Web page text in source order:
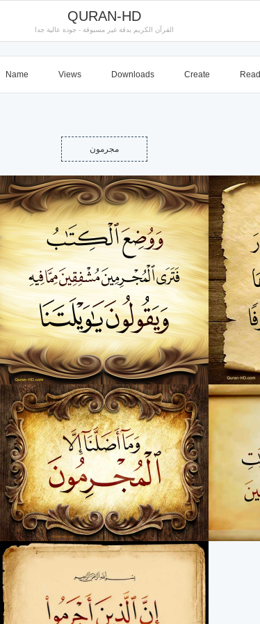
QURAN-HD
القرآن الكريم بدقة غير مسبوقة - جودة عالية جدا
Name Views Downloads Create Read
مجرمون